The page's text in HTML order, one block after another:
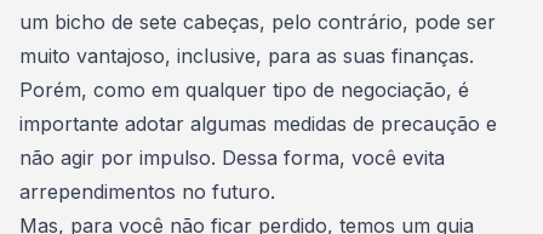
um bicho de sete cabeças, pelo contrário, pode ser
muito vantajoso, inclusive, para as suas finanças.
Porém, como em qualquer tipo de negociação, é
importante adotar algumas medidas de precaução e
não agir por impulso. Dessa forma, você evita
arrependimentos no futuro.
Mas, para você não ficar perdido, temos um guia